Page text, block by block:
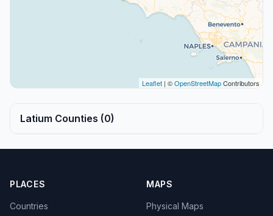
Leaflet | ©OpenStreetMapContributors
Latium Counties (0)
PLACES
Countries
MAPS
Physical Maps